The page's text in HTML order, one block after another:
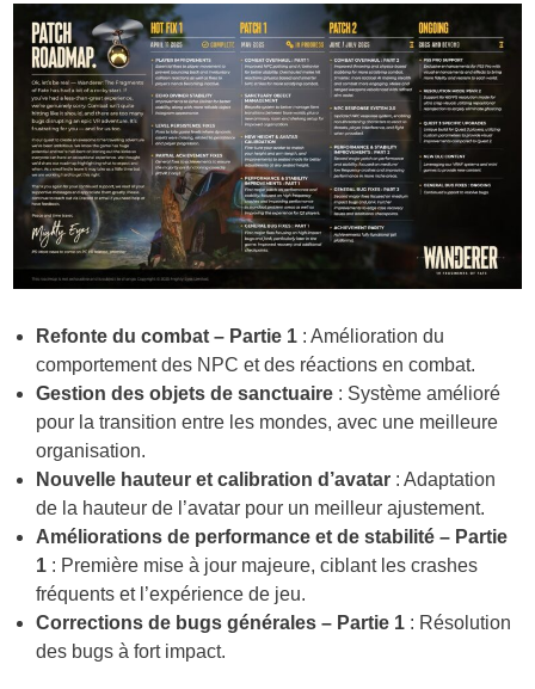
Refonte du combat – Partie 1 : Amélioration du
comportement des NPC et des réactions en combat.
Gestion des objets de sanctuaire : Système amélioré
pour la transition entre les mondes, avec une meilleure
organisation.
Nouvelle hauteur et calibration d’avatar : Adaptation
de la hauteur de l’avatar pour un meilleur ajustement.
Améliorations de performance et de stabilité – Partie
1 : Première mise à jour majeure, ciblant les crashes
fréquents et l’expérience de jeu.
Corrections de bugs générales – Partie 1 : Résolution
des bugs à fort impact.